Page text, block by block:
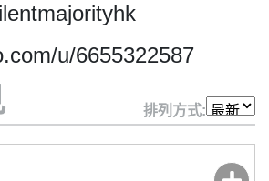
u/6655322587
排列方式: